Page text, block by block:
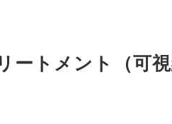
ートメント（可視